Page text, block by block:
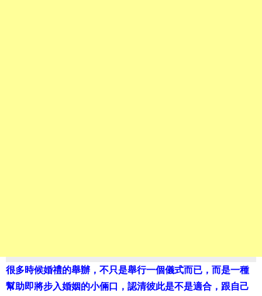
很多時候婚禮的舉辦，不只是舉行一個儀式而已，而是一種
幫助即將步入婚姻的小倆口，認清彼此是不是適合，跟自己